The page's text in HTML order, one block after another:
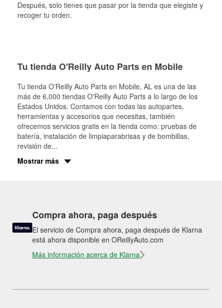
Después, solo tienes que pasar por la tienda que elegiste y
recoger tu orden.
Tu tienda O'Reilly Auto Parts en Mobile
Tu tienda O'Reilly Auto Parts en Mobile, AL es una de las
más de 6,000 tiendas O'Reilly Auto Parts a lo largo de los
Estados Unidos. Contamos con todas las autopartes,
herramientas y accesorios que necesitas, también
ofrecemos servicios gratis en la tienda como: pruebas de
batería, instalación de limpiaparabrisas y de bombillas,
revisión de...
Mostrar más
Compra ahora, paga después
El servicio de Compra ahora, paga después de Klarna
está ahora disponible en OReillyAuto.com
Más información acerca de Klarna